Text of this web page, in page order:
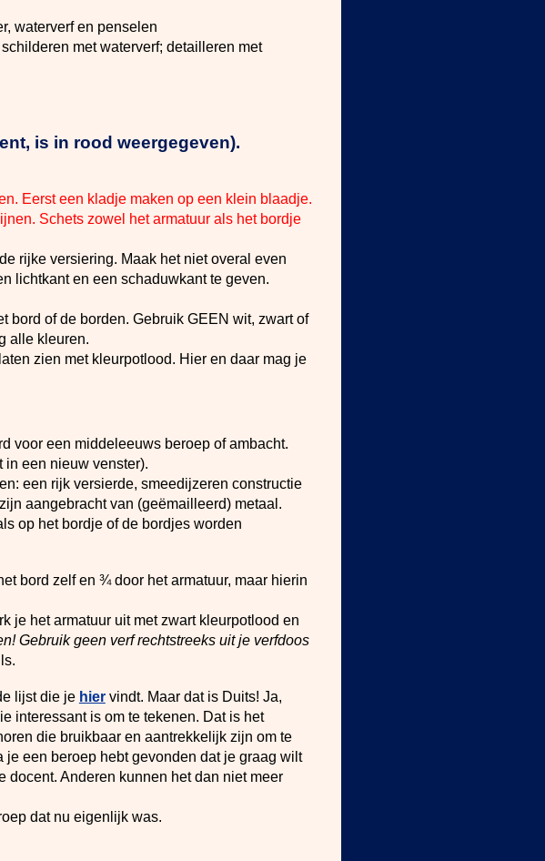
waterverf en penselen
met waterverf; detailleren met
is in rood weergegeven).
Eerst een kladje maken op een klein blaadje.
Schets zowel het armatuur als het bordje
rijke versiering. Maak het niet overal even
lichtkant en een schaduwkant te geven.
bord of de borden. Gebruik GEEN wit, zwart of
alle kleuren.
zien met kleurpotlood. Hier en daar mag je
voor een middeleeuws beroep of ambacht.
een nieuw venster).
een rijk versierde, smeedijzeren constructie
aangebracht van (geëmailleerd) metaal.
op het bordje of de bordjes worden
bord zelf en ¾ door het armatuur, maar hierin
je het armatuur uit met zwart kleurpotlood en
Gebruik geen verf rechtstreeks uit je verfdoos
lijst die je hiervindt. Maar dat is Duits! Ja,
interessant is om te tekenen. Dat is het
die bruikbaar en aantrekkelijk zijn om te
een beroep hebt gevonden dat je graag wilt
Anderen kunnen het dan niet meer
dat nu eigenlijk was.